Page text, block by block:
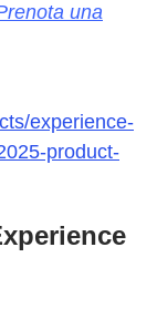
una
experience-
product-